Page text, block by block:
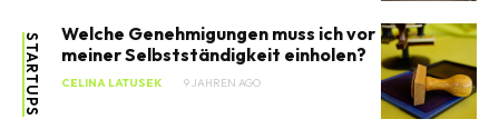
STARTUPS
Welche Genehmigungen muss ich vor
meiner Selbstständigkeit einholen?
CELINA LATUSEK 9 JAHREN AGO